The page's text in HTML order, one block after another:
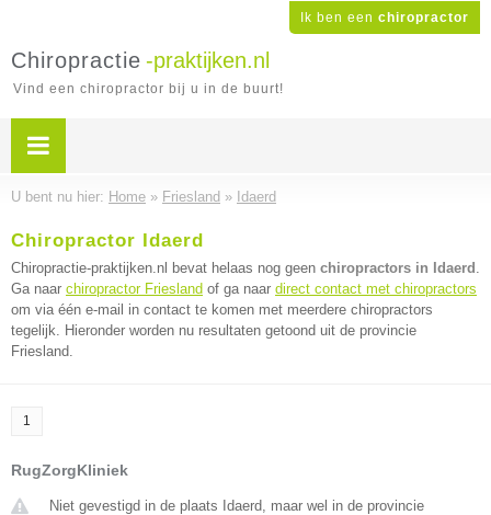
Ik ben een chiropractor
Chiropractie -praktijken.nl
Vind een chiropractor bij u in de buurt!
U bent nu hier: Home » Friesland » Idaerd
Chiropractor Idaerd
Chiropractie-praktijken.nl bevat helaas nog geen chiropractors in Idaerd .
Ga naar chiropractor Friesland of ga naar direct contact met chiropractors
om via één e-mail in contact te komen met meerdere chiropractors
tegelijk. Hieronder worden nu resultaten getoond uit de provincie
Friesland.
1
RugZorgKliniek
Niet gevestigd in de plaats Idaerd, maar wel in de provincie